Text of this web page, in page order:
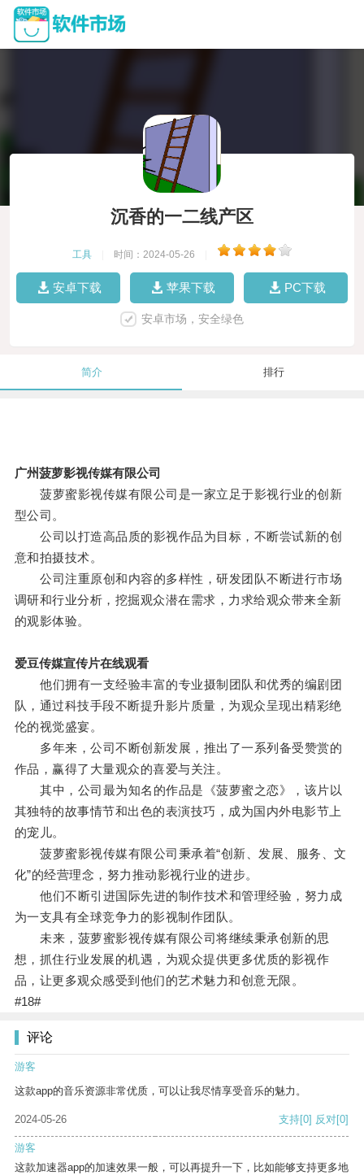
沉香的一二线产区
工具 时间：2024-05-26
安卓下载 苹果下载 PC下载
安卓市场，安全绿色
简介 排行
广州菠萝影视传媒有限公司
菠萝蜜影视传媒有限公司是一家立足于影视行业的创新
型公司。
公司以打造高品质的影视作品为目标，不断尝试新的创
意和拍摄技术。
公司注重原创和内容的多样性，研发团队不断进行市场
调研和行业分析，挖掘观众潜在需求，力求给观众带来全新
的观影体验。
爱豆传媒宣传片在线观看
他们拥有一支经验丰富的专业摄制团队和优秀的编剧团
队，通过科技手段不断提升影片质量，为观众呈现出精彩绝
伦的视觉盛宴。
多年来，公司不断创新发展，推出了一系列备受赞赏的
作品，赢得了大量观众的喜爱与关注。
其中，公司最为知名的作品是《菠萝蜜之恋》，该片以
其独特的故事情节和出色的表演技巧，成为国内外电影节上
的宠儿。
菠萝蜜影视传媒有限公司秉承着“创新、发展、服务、文
化”的经营理念，努力推动影视行业的进步。
他们不断引进国际先进的制作技术和管理经验，努力成
为一支具有全球竞争力的影视制作团队。
未来，菠萝蜜影视传媒有限公司将继续秉承创新的思
想，抓住行业发展的机遇，为观众提供更多优质的影视作
品，让更多观众感受到他们的艺术魅力和创意无限。
#18#
评论
游客
这款app的音乐资源非常优质，可以让我尽情享受音乐的魅力。
2024-05-26 支持[0] 反对[0]
游客
这款加速器app的加速效果一般，可以再提升一下，比如能够支持更多地